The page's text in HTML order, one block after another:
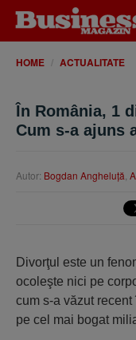
HOME ACTUALITATE
În România, 1
Cum s-a ajuns
Autor: Bogdan Angheluţă
Divorţul este un
ocoleşte nici pe
cum s-a văzut
pe cel mai bogat